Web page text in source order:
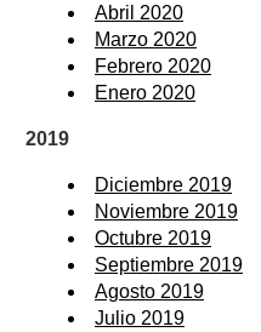
Abril 2020
Marzo 2020
Febrero 2020
Enero 2020
2019
Diciembre 2019
Noviembre 2019
Octubre 2019
Septiembre 2019
Agosto 2019
Julio 2019